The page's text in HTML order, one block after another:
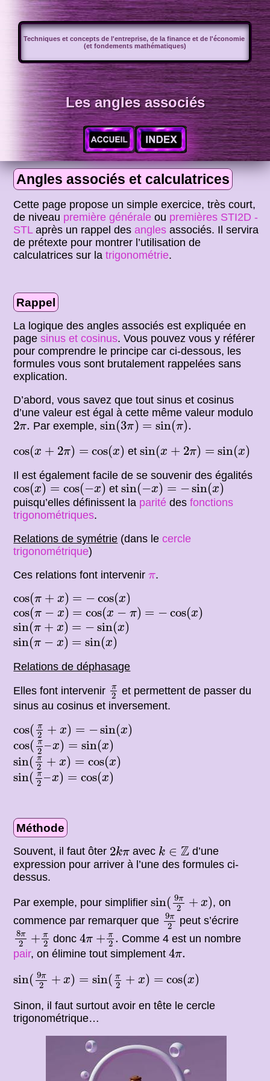
Techniques et concepts de l'entreprise, de la finance et de l'économie
(et fondements mathématiques)
Les angles associés
Angles associés et calculatrices
Cette page propose un simple exercice, très court,
de niveau première générale ou premières STI2D -
STLaprès un rappel desangles associés. Il servira
de prétexte pour montrer l’utilisation de
calculatrices sur latrigonométrie.
Rappel
La logique des angles associés est expliquée en
pagesinus et cosinus. Vous pouvez vous y référer
pour comprendre le principe car ci-dessous, les
formules vous sont brutalement rappelées sans
explication.
D’abord, vous savez que tout sinus et cosinus
d’une valeur est égal à cette même valeur modulo
2π.
2π.Par exemple,sin(3π) = sin(π).
sin(3π)= sin(π).
cos(x + 2π) = cos(x)
cos + 2π )= x) etsin(x + 2π) = sin(x)
sin( +2 π = (x
Il est également facile de se souvenir des égalités
cos(x) = cos(−x)
cos( x)=cos(−x) etsin(−x) = −sin(x)
sin(− x)=−sin (x)
puisqu’elles définissent la parité desfonctions
trigonométriques.
Relations de symétrie (dans lecercle
trigonométrique)
Ces relations font intervenirπ
π.
cos(π + x) = − cos(x)
cos + =
cos(π − x) = cos(x − π) = − cos(x)
cos(π − x)= x−π)= −cos
sin(π + x) = − sin(x)
sin(π + )= sin(x)
sin(π − x) = sin(x)
sin(π − )= x )
Relations de déphasage
Elles font intervenir
π
2
π et permettent de passer du
sinus au cosinus et inversement.
cos( π
2 + x) = −sin(x)
cos (π 2 x) ( )
cos( π
2 –x) = sin(x)
cos (π 2 –x) sin (x )
sin( π
2 + x) = cos(x)
sin ( π + x )= (x)
sin( π
2 –x) = cos(x)
sin( π – x )= (x)
Méthode
Souvent, il faut ôter 2kπ
2k avec k ∈ Z
k ∈ Z
d’une
expression pour arriver à l’une des formules ci-
dessus.
Par exemple, pour simplifiersin( 9π
2 + x)
sin ( 9π x)
, on
commence par remarquer que 9π
2
9π2
peut s’écrire
8π
2 + π
2
8π +π
donc4π + π
2 .
4 + π2
Comme 4 est un nombre
pair, on élimine tout simplement4π.
4π
sin( 9π
2 + x) = sin( π
2 + x) = cos(x)
sin ( 9π x) sin π 2+ cos
Sinon, il faut surtout avoir en tête le cercle
trigonométrique…